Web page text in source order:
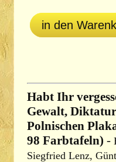
in den
Habt Ihr
Gewalt,
Polnischen
98 Farbtafeln) -
Siegfried Lenz,